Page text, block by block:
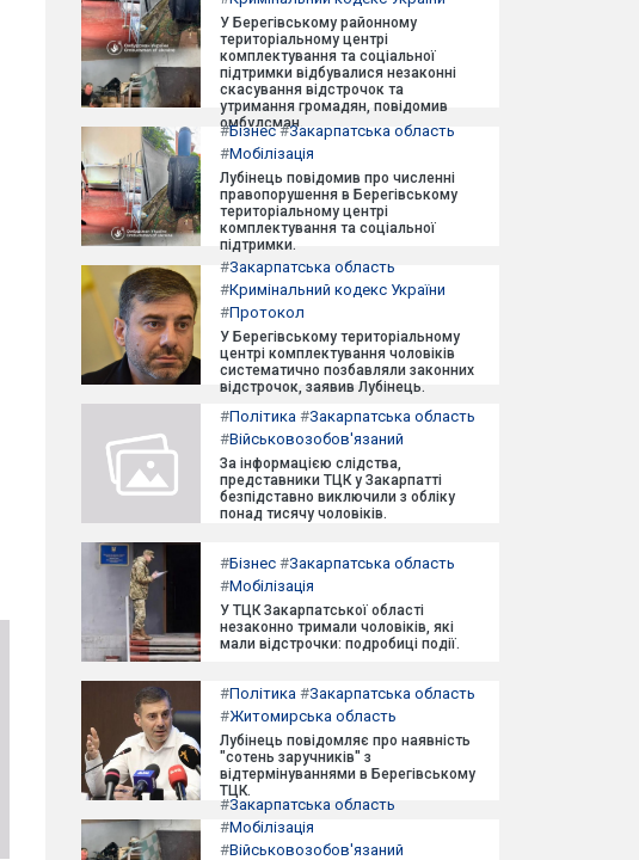
У Берегівському районному
територіальному центрі
комплектування та соціальної
підтримки відбувалися незаконні
скасування відстрочок та
утримання громадян, повідомив
омбудсман.
#Бізнес#Закарпатська область
#Мобілізація
Лубінець повідомив про численні
правопорушення в Берегівському
територіальному центрі
комплектування та соціальної
підтримки.
#Закарпатська область
#Кримінальний кодекс України
#Протокол
У Берегівському територіальному
центрі комплектування чоловіків
систематично позбавляли законних
відстрочок, заявив Лубінець.
#Політика #Закарпатська область
#Військовозобов'язаний
За інформацією слідства,
представники ТЦК у Закарпатті
безпідставно виключили з обліку
понад тисячу чоловіків.
#Бізнес #Закарпатська область
#Мобілізація
У ТЦК Закарпатської області
незаконно тримали чоловіків, які
мали відстрочки: подробиці події.
#Політика #Закарпатська область
#Житомирська область
Лубінець повідомляє про наявність
"сотень заручників" з
відтермінуваннями в Берегівському
ТЦК.
#Закарпатська область
#Мобілізація
#Військовозобов'язаний